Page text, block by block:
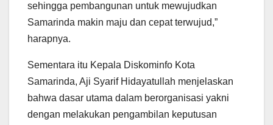
sehingga pembangunan untuk mewujudkan
Samarinda makin maju dan cepat terwujud,”
harapnya.
Sementara itu Kepala Diskominfo Kota
Samarinda, Aji Syarif Hidayatullah menjelaskan
bahwa dasar utama dalam berorganisasi yakni
dengan melakukan pengambilan keputusan